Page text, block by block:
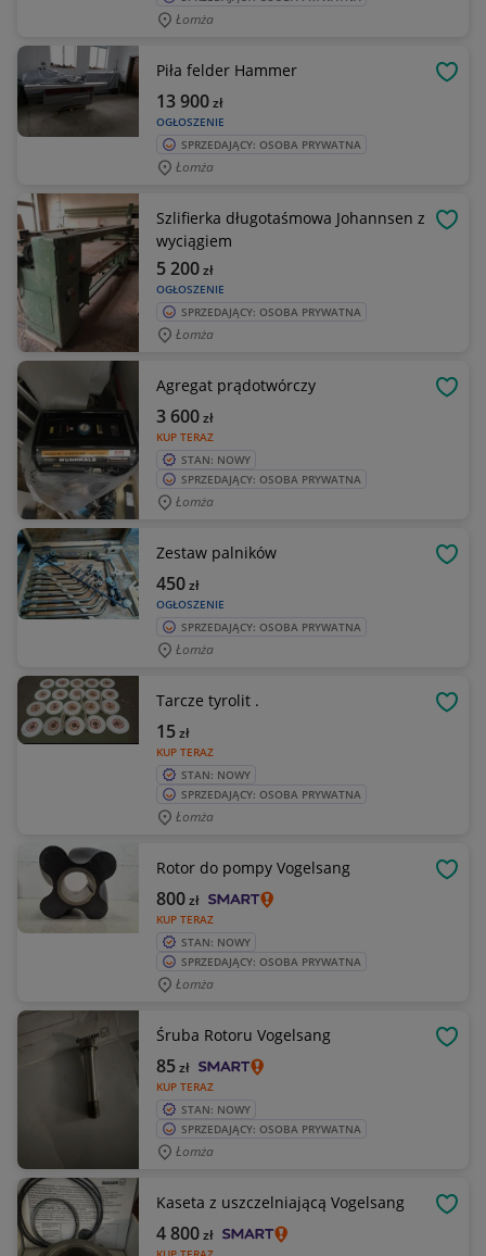
Łomża
Piła felder Hammer
OGŁOSZENIE
13 900zł
SPRZEDAJĄCY: OSOBA PRYWATNA
Łomża
Szlifierka długotaśmowa Johannsen z
wyciągiem
OGŁOSZENIE
5 200zł
SPRZEDAJĄCY: OSOBA PRYWATNA
Łomża
Agregat prądotwórczy
KUP TERAZ
3 600zł
STAN: NOWY
SPRZEDAJĄCY: OSOBA PRYWATNA
Łomża
Zestaw palników
OGŁOSZENIE
450zł
SPRZEDAJĄCY: OSOBA PRYWATNA
Łomża
Tarcze tyrolit .
KUP TERAZ
15zł
STAN: NOWY
SPRZEDAJĄCY: OSOBA PRYWATNA
Łomża
Rotor do pompy Vogelsang
KUP TERAZ
800zł
STAN: NOWY
SPRZEDAJĄCY: OSOBA PRYWATNA
Łomża
Śruba Rotoru Vogelsang
KUP TERAZ
85zł
STAN: NOWY
SPRZEDAJĄCY: OSOBA PRYWATNA
Łomża
Kaseta z uszczelniającą Vogelsang
4 800zł